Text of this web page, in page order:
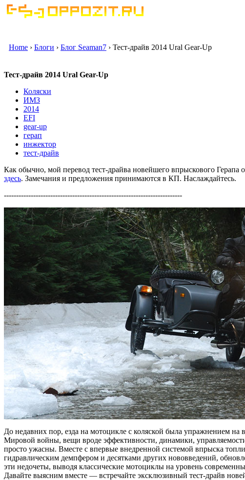
Home › Блоги › Блог Seaman7 › Тест-драйв 2014 Ural Gear-Up
Тест-драйв 2014 Ural Gear-Up
Коляски
ИМЗ
2014
EFI
gear-up
герап
инжектор
тест-драйв
Как обычно, мой перевод тест-драйва новейшего впрыскового Герапа
здесь. Замечания и предложения принимаются в КП. Наслаждайтесь.
-------------------------------------------------------------------------
До недавних пор, езда на мотоцикле с коляской была упражнением
Мировой войны, вещи вроде эффективности, динамики,
просто ужасны. Вместе с впервые внедренной системой впрыска
гидравлическим демпфером и десятками других нововведений,
эти недочеты, выводя классические мотоциклы на уровень
Давайте выясним вместе — встречайте эксклюзивный тест-драйв